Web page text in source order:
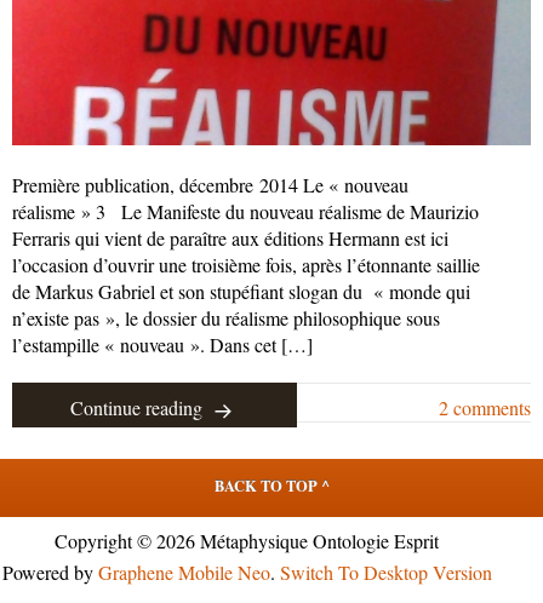
Première publication, décembre 2014 Le « nouveau
réalisme » 3 Le Manifeste du nouveau réalisme de Maurizio
Ferraris qui vient de paraître aux éditions Hermann est ici
l’occasion d’ouvrir une troisième fois, après l’étonnante saillie
de Markus Gabriel et son stupéfiant slogan du « monde qui
n’existe pas », le dossier du réalisme philosophique sous
l’estampille « nouveau ». Dans cet […]
Continue reading 2 comments
BACK TO TOP ^
Copyright © 2026 Métaphysique Ontologie Esprit
Powered byGraphene Mobile Neo. Switch To Desktop Version